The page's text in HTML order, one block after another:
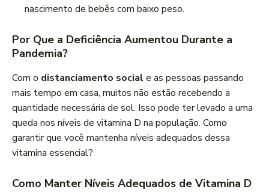
nascimento de bebês com baixo peso.
Por Que a Deficiência Aumentou Durante a
Pandemia?
Com o distanciamento social e as pessoas passando
mais tempo em casa, muitos não estão recebendo a
quantidade necessária de sol. Isso pode ter levado a uma
queda nos níveis de vitamina D na população. Como
garantir que você mantenha níveis adequados dessa
vitamina essencial?
Como Manter Níveis Adequados de Vitamina D